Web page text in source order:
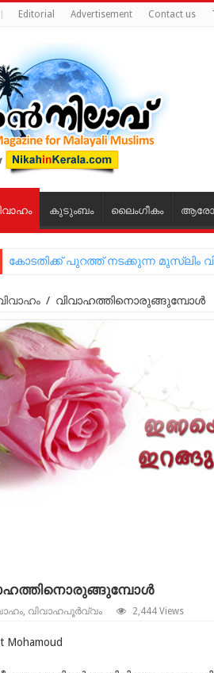
Editorial Advertisement Contact us
കുടുംബം ലൈംഗീകം
കോടതിക്ക് പുറത്ത് നടക്കുന്ന മുസ്‌ലിം
/ വിവാഹത്തിനൊരുങ്ങുമ്പോള്‍
, വിവാഹപൂർവ്വം 2,444 Views
Mohamoud